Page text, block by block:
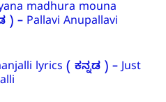
madhura mouna
) – Pallavi Anupallavi
lyrics ( ಕನ್ನಡ ) – Just